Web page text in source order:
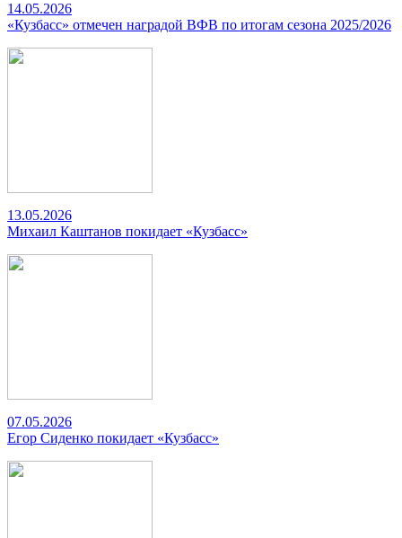
14.05.2026
«Кузбасс» отмечен наградой ВФВ по итогам сезона 2025/2026
13.05.2026
Михаил Каштанов покидает «Кузбасс»
07.05.2026
Егор Сиденко покидает «Кузбасс»